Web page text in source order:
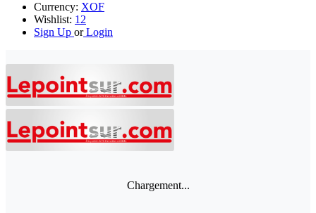
Currency: XOF
Wishlist: 12
Sign Up orLogin
Chargement...